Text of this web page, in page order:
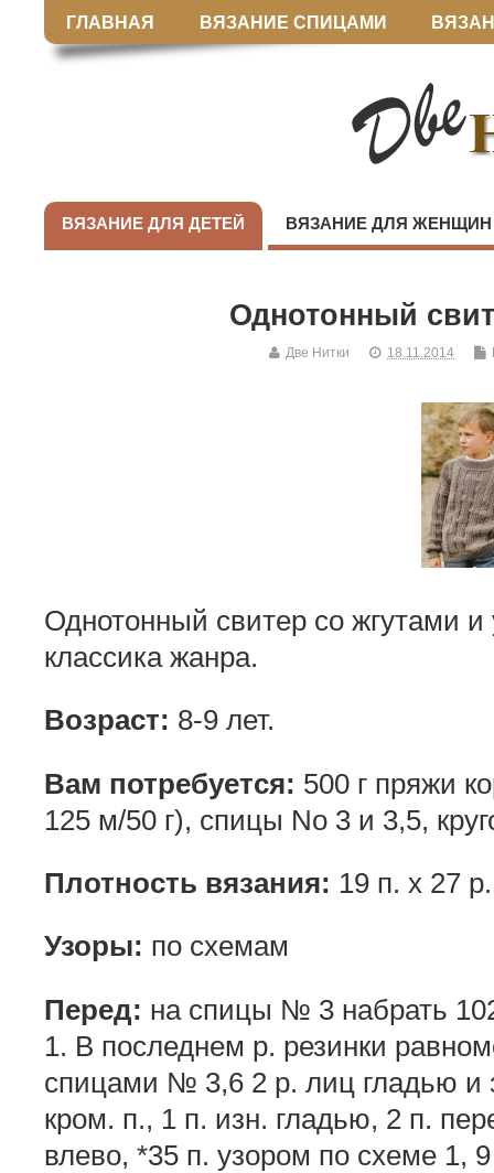
ГЛАВНАЯ ВЯЗАНИЕ СПИЦАМИ
ВЯЗАНИЕ ДЛЯ ДЕТЕЙ ВЯЗАНИЕ ДЛЯ ЖЕНЩИН
Однотонный
Две Нитки 18.11.2014
Однотонный свитер со жгутами
классика жанра.
Возраст: 8-9 лет.
Вам потребуется: 500 г пряжи
125 м/50 г), спицы No 3 и 3,5,
Плотность вязания: 19 п. х 27
Узоры: по схемам
Перед: на спицы № 3 набрать
1. В последнем р. резинки
спицами № 3,6 2 р. лиц гладью
кром. п., 1 п. изн. гладью, 2 п.
влево, *35 п. узором по схеме 1,